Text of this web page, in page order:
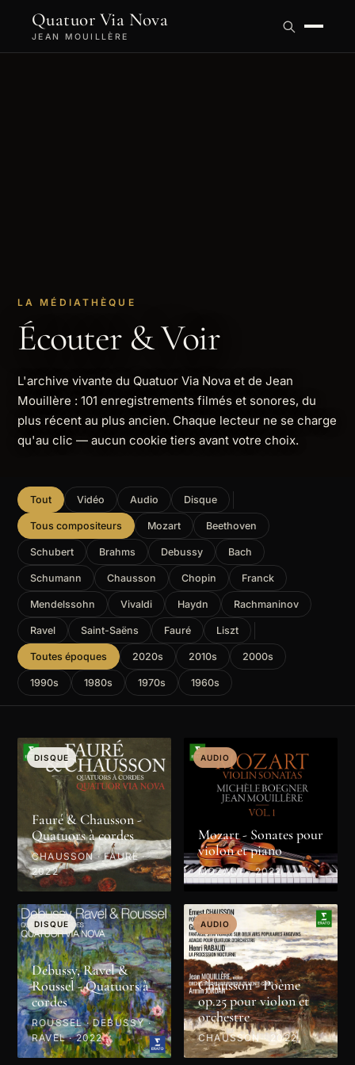
Quatuor Via Nova
JEAN MOUILLÈRE
LA MÉDIATHÈQUE
Écouter & Voir
L'archive vivante du Quatuor Via Nova et de Jean
Mouillère : 101 enregistrements filmés et sonores, du
plus récent au plus ancien. Chaque lecteur ne se charge
qu'au clic — aucun cookie tiers avant votre choix.
Tout Vidéo Audio Disque
Tous compositeurs Mozart Beethoven
Schubert Brahms Debussy Bach
Schumann Chausson Chopin Franck
Mendelssohn Vivaldi Haydn Rachmaninov
Ravel Saint-Saëns Fauré Liszt
Toutes époques 2020s 2010s 2000s
1990s 1980s 1970s 1960s
DISQUE
Fauré & Chausson -
Quatuors à cordes
CHAUSSON · FAURÉ ·
2022
AUDIO
Mozart - Sonates pour
violon et piano
MOZART · 2022
DISQUE
Debussy, Ravel &
Roussel - Quatuors à
cordes
ROUSSEL · DEBUSSY ·
RAVEL · 2022
AUDIO
Chausson - Poème
op.25 pour violon et
orchestre
CHAUSSON · 2022